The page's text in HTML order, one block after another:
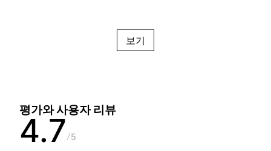
보기
평가와 사용자 리뷰
4.7 5